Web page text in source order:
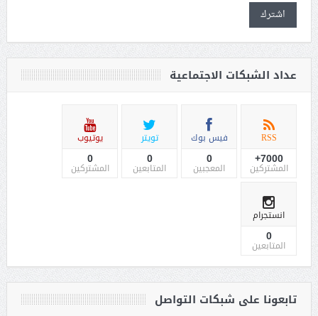
اشترك
عداد الشبكات الاجتماعية
RSS
7000+
المشتركين
فيس بوك
0
المعجبين
تويتر
0
المتابعين
يوتيوب
0
المشتركين
انستجرام
0
المتابعين
تابعونا على شبكات التواصل